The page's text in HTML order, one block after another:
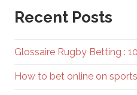
Recent Posts
Glossaire Rugby Betting :
How to bet online on